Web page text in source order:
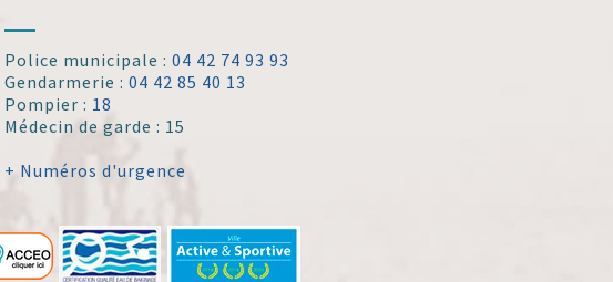
Police municipale :04 42 74 93 93
Gendarmerie :04 42 85 40 13
Pompier : 18
Médecin de garde : 15
+ Numéros d'urgence